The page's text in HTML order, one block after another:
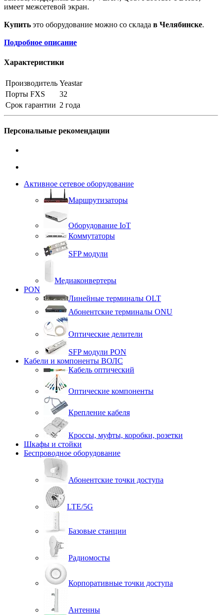
имеет межсетевой экран.
Купить это оборудование можно со склада в Челябинске.
Подробное описание
Характеристики
Производитель Yeastar
Порты FXS
32
Срок гарантии 2 года
Персональные рекомендации
Активное сетевое оборудование
Маршрутизаторы
Оборудование IoT
Коммутаторы
SFP модули
Медиаконвертеры
PON
Линейные терминалы OLT
Абонентские терминалы ONU
Оптические делители
SFP модули PON
Кабели и компоненты ВОЛС
Кабель оптический
Оптические компоненты
Крепление кабеля
Кроссы, муфты, коробки, розетки
Шкафы и стойки
Беспроводное оборудование
Абонентские точки доступа
LTE/5G
Базовые станции
Радиомосты
Корпоративные точки доступа
Антенны